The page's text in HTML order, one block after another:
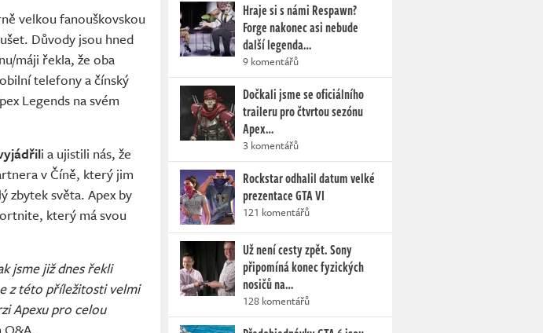
velkou fanouškovskou
Důvody jsou hned
máji řekla, že oba
telefony a čínský
Legends na svém
i a ujistili nás, že
v Číně, který jim
zbytek světa. Apex by
který má svou
jsme již dnes řekli
z této příležitosti velmi
Apexu pro celou
Hraje si s námi Respawn?
Forge nakonec asi nebude
další legenda…
9 komentářů
Dočkali jsme se oficiálního
traileru pro čtvrtou sezónu
Apex…
3 komentářů
Rockstar odhalil datum velké
prezentace GTA VI
121 komentářů
Už není cesty zpět. Sony
připomíná konec fyzických
nosičů na…
128 komentářů